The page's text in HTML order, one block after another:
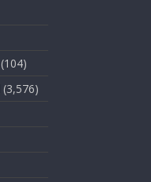
(104)
(3,576)